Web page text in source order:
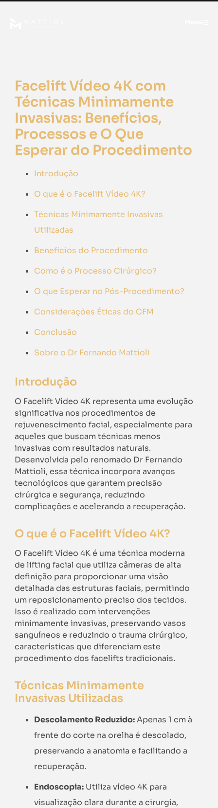
Facelift Vídeo 4K com
Técnicas Minimamente
Invasivas: Benefícios,
Processos e O Que
Esperar do Procedimento
Introdução
O que é o Facelift Vídeo 4K?
Técnicas Minimamente Invasivas
Utilizadas
Benefícios do Procedimento
Como é o Processo Cirúrgico?
O que Esperar no Pós-Procedimento?
Considerações Éticas do CFM
Conclusão
Sobre o Dr Fernando Mattioli
Introdução
O Facelift Vídeo 4K representa uma evolução
significativa nos procedimentos de
rejuvenescimento facial, especialmente para
aqueles que buscam técnicas menos
invasivas com resultados naturais.
Desenvolvida pelo renomado Dr Fernando
Mattioli, essa técnica incorpora avanços
tecnológicos que garantem precisão
cirúrgica e segurança, reduzindo
complicações e acelerando a recuperação.
O que é o Facelift Vídeo 4K?
O Facelift Vídeo 4K é uma técnica moderna
de lifting facial que utiliza câmeras de alta
definição para proporcionar uma visão
detalhada das estruturas faciais, permitindo
um reposicionamento preciso dos tecidos.
Isso é realizado com intervenções
minimamente invasivas, preservando vasos
sanguíneos e reduzindo o trauma cirúrgico,
características que diferenciam este
procedimento dos facelifts tradicionais.
Técnicas Minimamente
Invasivas Utilizadas
Descolamento Reduzido:Apenas 1 cm à
frente do corte na orelha é descolado,
preservando a anatomia e facilitando a
recuperação.
Endoscopia: Utiliza vídeo 4K para
visualização clara durante a cirurgia,